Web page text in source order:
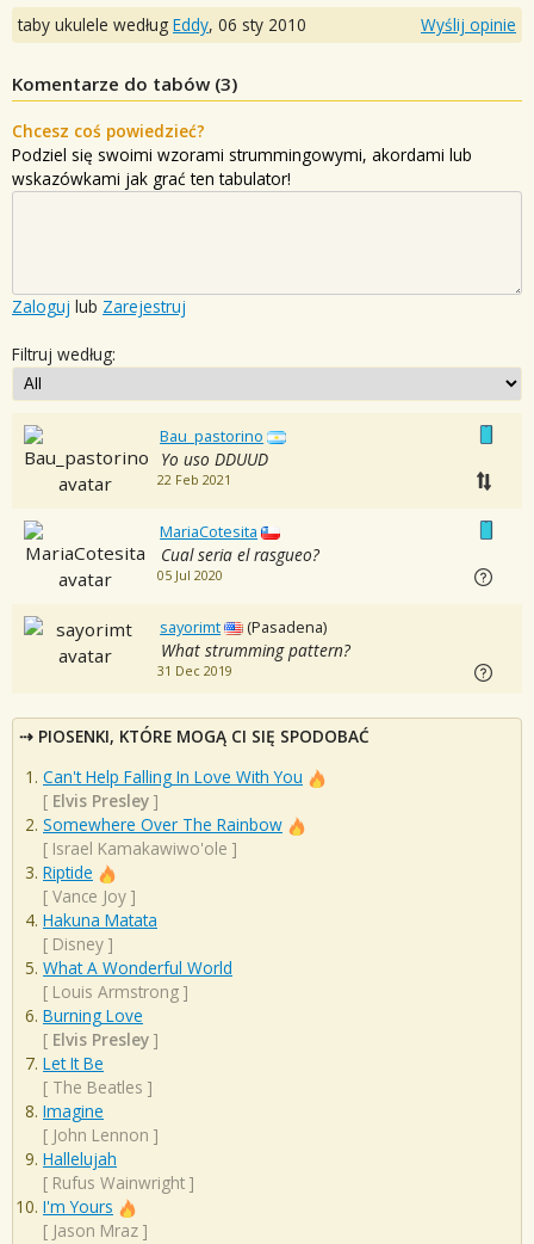
taby ukulele według Eddy, 06 sty 2010 Wyślij opinie
Komentarze do tabów (3)
Chcesz coś powiedzieć?
Podziel się swoimi wzorami strummingowymi, akordami lub
wskazówkami jak grać ten tabulator!
Zaloguj lub Zarejestruj
Filtruj według:
Bau_pastorino
Yo uso DDUUD
22 Feb 2021
MariaCotesita
Cual seria el rasgueo?
05 Jul 2020
sayorimt (Pasadena)
What strumming pattern?
31 Dec 2019
PIOSENKI, KTÓRE MOGĄ CI SIĘ SPODOBAĆ
Can't Help Falling In Love With You
[ Elvis Presley ]
Somewhere Over The Rainbow
[ Israel Kamakawiwo'ole ]
Riptide
[ Vance Joy ]
Hakuna Matata
[ Disney ]
What A Wonderful World
[ Louis Armstrong ]
Burning Love
[ Elvis Presley ]
Let It Be
[ The Beatles ]
Imagine
[ John Lennon ]
Hallelujah
[ Rufus Wainwright ]
I'm Yours
[ Jason Mraz ]